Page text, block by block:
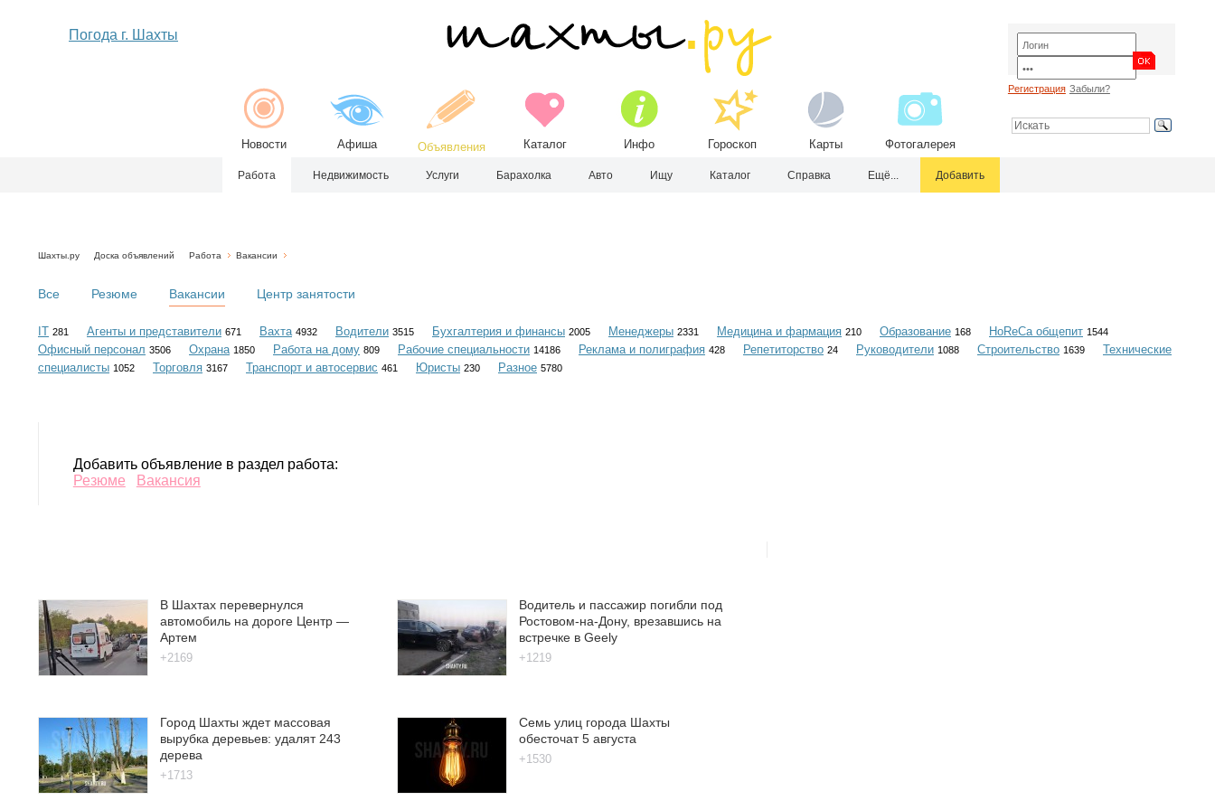
Погода г. Шахты
Новости Афиша Объявления Каталог Инфо Гороскоп Карты Фотогалерея
Регистрация Забыли?
Работа Недвижимость Услуги Барахолка Авто Ищу Каталог Справка Ещё... Добавить
Шахты.ру Доска объявлений Работа Вакансии
Все Резюме Вакансии Центр занятости
IT 281 Агенты и представители 671 Вахта 4932 Водители 3515 Бухгалтерия и финансы 2005 Менеджеры 2331 Медицина и фармация 210 Образование 168 HoReCa общепит 1544
Офисный персонал 3506 Охрана 1850 Работа на дому 809 Рабочие специальности 14186 Реклама и полиграфия 428 Репетиторство 24 Руководители 1088 Строительство 1639
Технические
специалисты 1052 Торговля 3167 Транспорт и автосервис 461 Юристы 230 Разное 5780
Добавить объявление в раздел работа:
Резюме
Вакансия
В Шахтах перевернулся
автомобиль на дороге Центр —
Артем
+2169
Водитель и пассажир погибли под
Ростовом-на-Дону, врезавшись на
встречке в Geely
+1219
Город Шахты ждет массовая
вырубка деревьев: удалят 243
дерева
+1713
Семь улиц города Шахты
обесточат 5 августа
+1530